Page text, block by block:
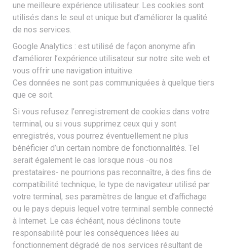
une meilleure expérience utilisateur. Les cookies sont
utilisés dans le seul et unique but d’améliorer la qualité
de nos services.
Google Analytics : est utilisé de façon anonyme afin
d’améliorer l’expérience utilisateur sur notre site web et
vous offrir une navigation intuitive.
Ces données ne sont pas communiquées à quelque tiers
que ce soit.
Si vous refusez l’enregistrement de cookies dans votre
terminal, ou si vous supprimez ceux qui y sont
enregistrés, vous pourrez éventuellement ne plus
bénéficier d’un certain nombre de fonctionnalités. Tel
serait également le cas lorsque nous -ou nos
prestataires- ne pourrions pas reconnaître, à des fins de
compatibilité technique, le type de navigateur utilisé par
votre terminal, ses paramètres de langue et d’affichage
ou le pays depuis lequel votre terminal semble connecté
à Internet. Le cas échéant, nous déclinons toute
responsabilité pour les conséquences liées au
fonctionnement dégradé de nos services résultant de